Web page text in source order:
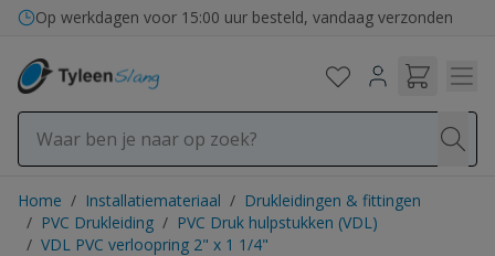
Ga naar de inhoud
Op werkdagen voor 15:00 uur besteld, vandaag verzonden
Home / Installatiemateriaal / Drukleidingen & fittingen
/ PVC Drukleiding / PVC Druk hulpstukken (VDL)
/ VDL PVC verloopring 2" x 1 1/4"